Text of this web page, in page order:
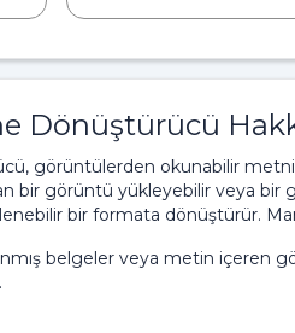
Dönüştürücü
görüntülerden okunabilir metni
bir görüntü yükleyebilir veya bir
bir formata dönüştürür.
belgeler veya metin içeren